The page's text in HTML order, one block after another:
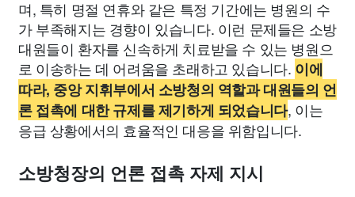
며, 특히 명절 연휴와 같은 특정 기간에는 병원의 수
가 부족해지는 경향이 있습니다. 이런 문제들은 소방
대원들이 환자를 신속하게 치료받을 수 있는 병원으
로 이송하는 데 어려움을 초래하고 있습니다. 이에
따라, 중앙 지휘부에서 소방청의 역할과 대원들의 언
론 접촉에 대한 규제를 제기하게 되었습니다, 이는
응급 상황에서의 효율적인 대응을 위함입니다.
소방청장의 언론 접촉 자제 지시